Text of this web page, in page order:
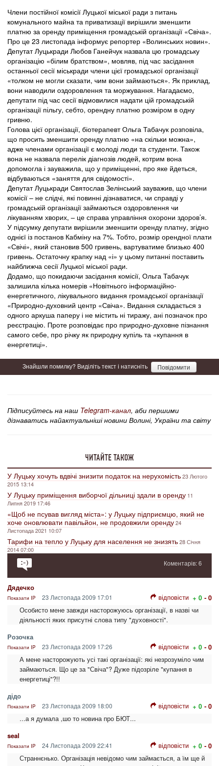
Члени постійної комісії Луцької міської ради з питань
комунального майна та приватизації вирішили зменшити
платню за оренду приміщення громадській організації «Свіча».
Про це 23 листопада інформує репортер «Волинських новин».
Депутат Луцькради Любов Ганейчук назвала цю громадську
організацію «білим братством», мовляв, під час засідання
останньої сесії міськради члени цієї громадської організації
«толком не могли сказати, чим вони займаються». Як приклад,
вони наводили оздоровлення та моржування. Нагадаємо,
депутати під час сесії відмовилися надати цій громадській
організації пільгу, себто, орендну платню розміром в одну
гривню.
Голова цієї організації, біотерапевт Ольга Табачук розповіла,
що просить зменшити оренду платню «на скільки можна»,
адже членами організації є молоді люди та студенти. Також
вона не назвала перелік діагнозів людей, котрим вона
допомогла і зауважила, що у приміщенні, про яке йдеться,
відбуваються «заняття для свідомості».
Депутат Луцькради Святослав Зелінський зауважив, що члени
комісії – не слідчі, які повинні дізнаватися, чи справді у
громадській організації займаються оздоровлення чи
лікуванням хворих, – це справа управління охорони здоров’я.
У підсумку депутати вирішили зменшити оренду платну, згідно
однієї із постанов Кабміну на 7%. Тобто, розмір орендної плати
«Свічі», який становив 500 гривень, вартуватиме близько 400
гривень. Остаточну крапку над «і» у цьому питанні поставить
найближча сесії Луцької міської ради.
Додамо, що покидаючи засідання комісії, Ольга Табачук
залишила кілька номерів «Новітнього інформаційно-
енергетичного, лікувального видання громадської організації
«Природно-духовний центр «Свіча». Видання складається з
одного аркуша паперу і не містить ні тиражу, ані позначок про
реєстрацію. Проте розповідає про природно-духовне пізнання
самого себе, про річку як природну купіль та «купання в
енергетиці».
Знайшли помилку? Виділіть текст і натисніть Повідомити
Підписуйтесь на наш Telegram-канал, аби першими
дізнаватись найактуальніші новини Волині, України та світу
ЧИТАЙТЕ ТАКОЖ
У Луцьку хочуть вдвічі знизити податок на нерухомість23 Лютого
2015 13:14
У Луцьку приміщення виборчої дільниці здали в оренду 11
Липня 2019 17:46
«Щоб не псував вигляд міста»: у Луцьку підприємцю, який не
хоче оновлювати павільйон, не продовжили оренду24
Листопада 2021 10:07
Тарифи на тепло у Луцьку для населення не знизять28 Січня
2014 07:00
Коментарів: 6
Дядечко
Показати IP 23 Листопада 2009 17:01 відповісти + 0 - 0
Особисто мене завжди насторожуюсь організації, в назві чи
діяльності яких присутні слова типу "духовності".
Розочка
Показати IP 23 Листопада 2009 17:26 відповісти + 0 - 0
А мене насторожують усі такі організації: які незрозуміло чим
займаються. Що це за "Свіча"? Дуже підозріле "купання в
енергетиці"?!!
дідо
Показати IP 23 Листопада 2009 18:00 відповісти + 0 - 0
...а я думала ,шо то новина про БЮТ...
seal
Показати IP 24 Листопада 2009 22:41 відповісти + 0 - 0
Страннєнько. Організація невідомо чим займається, а їм ще й